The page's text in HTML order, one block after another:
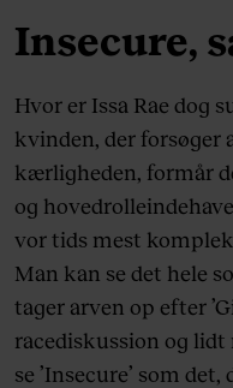
Insecure,
Hvor er Issa Rae dog
kvinden, der forsøger
kærligheden, formår
og
vor tids mest
Man kan se det hele
tager arven op efter
racediskussion og lidt
se ’Insecure’ som